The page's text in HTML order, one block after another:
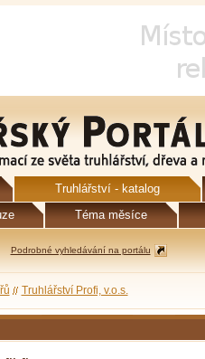
Truhlářství - katalog
Téma měsíce
Podrobné vyhledávání na portálu
Truhlářství Profi, v.o.s.